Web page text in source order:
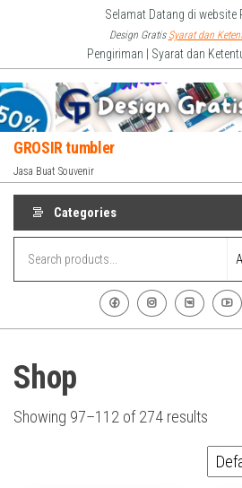
content
Selamat Datang di website
Design Gratis Syarat dan
Pengiriman | Syarat dan
GROSIR tumbler
Jasa Buat Souvenir
Categories
Shop
Showing 97–112 of 274 results